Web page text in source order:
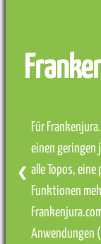
Für
einen geringen
alle Topos,
Funktionen
Anwendungen
❮